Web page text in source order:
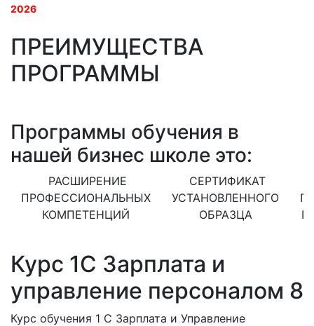
2026
ПРЕИМУЩЕСТВА
ПРОГРАММЫ
Программы обучения в
нашей бизнес школе это:
РАСШИРЕНИЕ
ПРОФЕССИОНАЛЬНЫХ
КОМПЕТЕНЦИЙ
СЕРТИФИКАТ
УСТАНОВЛЕННОГО
ОБРАЗЦА
Курс 1С Зарплата и
управление персоналом 8
Курс обучения 1 С Зарплата и Управление